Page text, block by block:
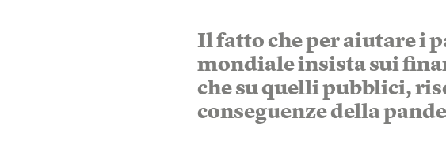
Il fatto che per aiutare i
mondiale insista sui
che su quelli pubblici,
conseguenze della